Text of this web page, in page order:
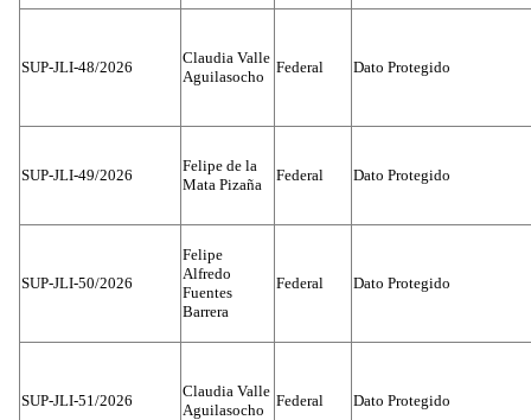
SUP-JLI-48/2026
Claudia Valle
Aguilasocho
Federal Dato Protegido
SUP-JLI-49/2026
Felipe de la
Mata Pizaña
Federal Dato Protegido
SUP-JLI-50/2026
Felipe
Alfredo
Fuentes
Barrera
Federal Dato Protegido
SUP-JLI-51/2026
Claudia Valle
Aguilasocho
Federal Dato Protegido